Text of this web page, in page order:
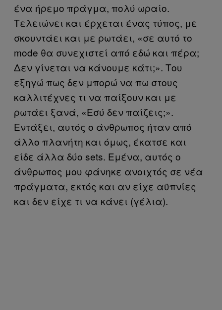
ένα ήρεμο πράγμα, πολύ ωραίο.
Τελειώνει και έρχεται ένας τύπος, με
σκουντάει και με ρωτάει, «σε αυτό το
mode θα συνεχιστεί από εδώ και πέρα;
Δεν γίνεται να κάνουμε κάτι;». Του
εξηγώ πως δεν μπορώ να πω στους
καλλιτέχνες τι να παίξουν και με
ρωτάει ξανά, «Εσύ δεν παίζεις;».
Εντάξει, αυτός ο άνθρωπος ήταν από
άλλο πλανήτη και όμως, έκατσε και
είδε άλλα δύο sets. Εμένα, αυτός ο
άνθρωπος μου φάνηκε ανοιχτός σε νέα
πράγματα, εκτός και αν είχε αϋπνίες
και δεν είχε τι να κάνει (γέλια).